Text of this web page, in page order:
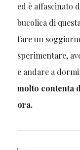
ed è affascinato
bucolica di
fare un
sperimentare,
e andare a
molto contenta
ora.